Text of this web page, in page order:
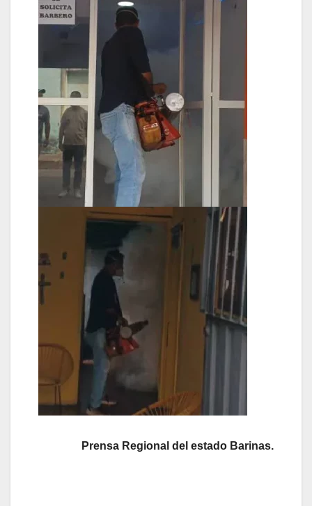
Prensa Regional del estado Barinas.